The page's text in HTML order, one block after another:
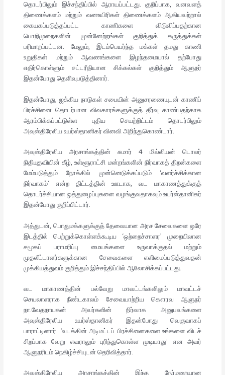
தொடர்பிலும் இச்சந்திப்பில் ஆராயப்பட்டது. குறிப்பாக, வனவளத்
திணைக்களம் மற்றும் வனஉயிரிகள் திணைக்களம் ஆகியவற்றால்
கையகப்படுத்தப்பட்ட காணிகளை விடுவிப்பதற்கான
பொறிமுறைகளின் முன்னேற்றங்கள் குறித்துக் கருத்துக்கள்
பரிமாறப்பட்டன. மேலும், இடம்பெயர்ந்த மக்கள் தமது காணி
உறுதிகள் மற்றும் ஆவணங்களை இழந்தமையால் தற்போது
எதிர்கொள்ளும் சட்டரீதியான சிக்கல்கள் குறித்தும் ஆளுநர்
இதன்போது தெளிவுபடுத்தினார்.
இதன்போது, ஐக்கிய நாடுகள் சபையின் அனுசரணையுடன் காணிப்
பிரச்சினை தொடர்பான விவகாரங்களுக்குத் தீர்வு காண்பதற்காக
ஆரம்பிக்கப்பட்டுள்ள புதிய செயற்றிட்டம் தொடர்பிலும்
அவுஸ்திரேலிய உயர்ஸ்தானிகர் வினவி அறிந்துகொண்டார்.
அவுஸ்திரேலிய அரசாங்கத்தின் சுமார் 4 மில்லியன் டொலர்
நிதியுதவியின் கீழ், உள்ளூராட்சி மன்றங்களின் நிர்வாகத் திறன்களை
மேம்படுத்தும் நோக்கில் முன்னெடுக்கப்படும் ‘வளர்ச்சிக்கான
நிர்வாகம்’ என்ற திட்டத்தின் ஊடாக, வட மாகாணத்துக்குத்
தொடர்ச்சியான ஒத்துழைப்புகளை வழங்குவதாகவும் உயர்ஸ்தானிகர்
இதன்போது குறிப்பிட்டார்.
அத்துடன், பொதுமக்களுக்குத் தேவையான அரச சேவைகளை ஒரே
இடத்தில் பெற்றுக்கொள்ளக்கூடிய ‘ஒற்றைச்சாளர’ முறையிலான
சமூகப் பராமரிப்பு மையங்களை உருவாக்குதல் மற்றும்
முதலீட்டாளர்களுக்கான சேவைகளை எளிமைப்படுத்துவதன்
முக்கியத்துவம் குறித்தும் இச்சந்திப்பில் ஆலோசிக்கப்பட்டது.
வட மாகாணத்தின் பல்வேறு மாவட்டங்களிலும் மாவட்டச்
செயலாளராக நீண்டகாலம் சேவையாற்றிய கௌரவ ஆளுநர்
நா.வேதநாயகன் அவர்களின் நிர்வாக அனுபவங்களை
அவுஸ்திரேலிய உயர்ஸ்தானிகர் இதன்போது வெகுவாகப்
பாராட்டினார். ‘வடக்கின் அடிமட்டப் பிரச்சினைகளை உங்களை விடச்
சிறப்பாக வேறு எவராலும் புரிந்துகொள்ள முடியாது’ என அவர்
ஆளுநரிடம் நெகிழ்ச்சியுடன் தெரிவித்தார்.
அவுஸ்திரேலிய அரசாங்கத்தின் இந்த நேர்மறையான